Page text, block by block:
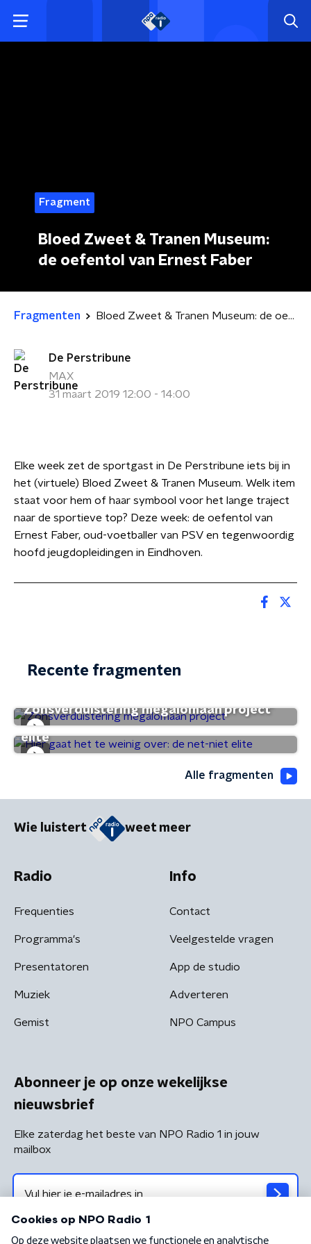
Fragment
Bloed Zweet & Tranen Museum:
de oefentol van Ernest Faber
Fragmenten Bloed Zweet & Tranen Museum: de oefentol van Ernest Faber
De Perstribune
MAX
31 maart 2019 12:00 - 14:00
Elke week zet de sportgast in De Perstribune iets bij in
het (virtuele) Bloed Zweet & Tranen Museum. Welk item
staat voor hem of haar symbool voor het lange traject
naar de sportieve top? Deze week: de oefentol van
Ernest Faber, oud-voetballer van PSV en tegenwoordig
hoofd jeugdopleidingen in Eindhoven.
Recente fragmenten
'Zonsverduistering megalomaan project'
Hier gaat het te weinig over: de net-niet
elite
Alle fragmenten
Wie luistert weet meer
Radio
Frequenties
Programma's
Presentatoren
Muziek
Gemist
Info
Contact
Veelgestelde vragen
App de studio
Adverteren
NPO Campus
Abonneer je op onze wekelijkse
nieuwsbrief
Elke zaterdag het beste van NPO Radio 1 in jouw
mailbox